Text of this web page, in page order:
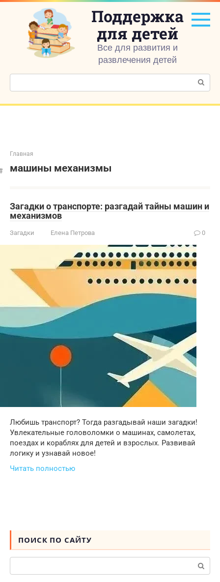
Перейти
контенту
Поддержка
для детей
Все для развития и
развлечения детей
Поиск:
Главная
машины механизмы
Загадки о транспорте: разгадай тайны машин и
механизмов
Загадки Елена Петрова 0
Любишь транспорт? Тогда разгадывай наши загадки!
Увлекательные головоломки о машинах, самолетах,
поездах и кораблях для детей и взрослых. Развивай
логику и узнавай новое!
Читать полностью
ПОИСК ПО САЙТУ